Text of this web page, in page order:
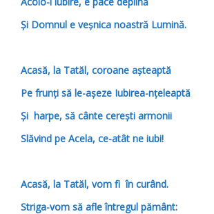
Şi Domnul e veşnica noastră Lumină.
Acasă, la Tatăl, coroane aşteaptă
Pe frunţi să le-aşeze Iubirea-nţeleaptă
Şi harpe, să cânte cereşti armonii
Slăvind pe Acela, ce-atât ne iubi!
Acasă, la Tatăl, vom fi în curând.
Striga-vom să afle întregul pământ: